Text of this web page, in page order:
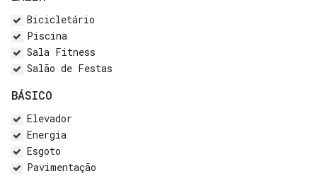
Bicicletário
Piscina
Sala Fitness
Salão de Festas
BÁSICO
Elevador
Energia
Esgoto
Pavimentação